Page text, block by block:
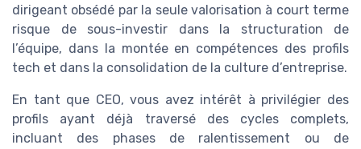
dirigeant obsédé par la seule valorisation à court terme
risque de sous-investir dans la structuration de
l’équipe, dans la montée en compétences des profils
tech et dans la consolidation de la culture d’entreprise.
En tant que CEO, vous avez intérêt à privilégier des
profils ayant déjà traversé des cycles complets,
incluant des phases de ralentissement ou de